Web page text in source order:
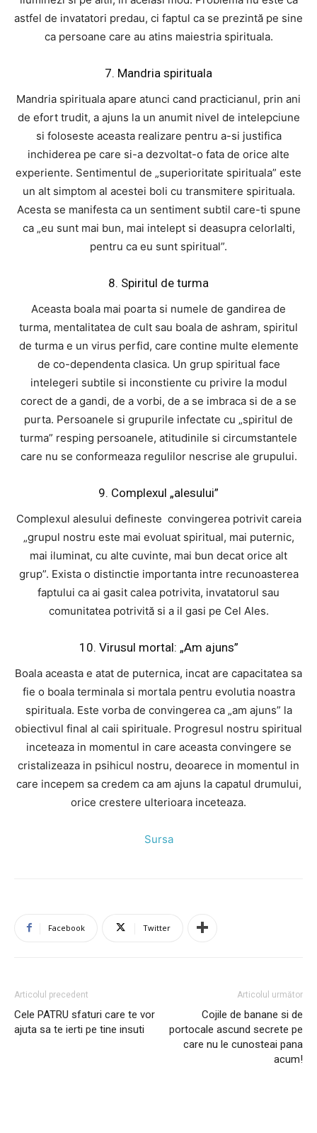
astfel de invatatori predau, ci faptul ca se prezintă pe sine
ca persoane care au atins maiestria spirituala.
7. Mandria spirituala
Mandria spirituala apare atunci cand practicianul, prin ani
de efort trudit, a ajuns la un anumit nivel de intelepciune
si foloseste aceasta realizare pentru a-si justifica
inchiderea pe care si-a dezvoltat-o fata de orice alte
experiente. Sentimentul de „superioritate spirituala” este
un alt simptom al acestei boli cu transmitere spirituala.
Acesta se manifesta ca un sentiment subtil care-ti spune
ca „eu sunt mai bun, mai intelept si deasupra celorlalti,
pentru ca eu sunt spiritual”.
8. Spiritul de turma
Aceasta boala mai poarta si numele de gandirea de
turma, mentalitatea de cult sau boala de ashram, spiritul
de turma e un virus perfid, care contine multe elemente
de co-dependenta clasica. Un grup spiritual face
intelegeri subtile si inconstiente cu privire la modul
corect de a gandi, de a vorbi, de a se imbraca si de a se
purta. Persoanele si grupurile infectate cu „spiritul de
turma” resping persoanele, atitudinile si circumstantele
care nu se conformeaza regulilor nescrise ale grupului.
9. Complexul „alesului”
Complexul alesului defineste convingerea potrivit careia
„grupul nostru este mai evoluat spiritual, mai puternic,
mai iluminat, cu alte cuvinte, mai bun decat orice alt
grup”. Exista o distinctie importanta intre recunoasterea
faptului ca ai gasit calea potrivita, invatatorul sau
comunitatea potrivită si a il gasi pe Cel Ales.
10. Virusul mortal: „Am ajuns”
Boala aceasta e atat de puternica, incat are capacitatea sa
fie o boala terminala si mortala pentru evolutia noastra
spirituala. Este vorba de convingerea ca „am ajuns” la
obiectivul final al caii spirituale. Progresul nostru spiritual
inceteaza in momentul in care aceasta convingere se
cristalizeaza in psihicul nostru, deoarece in momentul in
care incepem sa credem ca am ajuns la capatul drumului,
orice crestere ulterioara inceteaza.
Sursa
Facebook Twitter
Articolul precedent
Cele PATRU sfaturi care te vor
ajuta sa te ierti pe tine insuti
Articolul următor
Cojile de banane si de
portocale ascund secrete pe
care nu le cunosteai pana
acum!